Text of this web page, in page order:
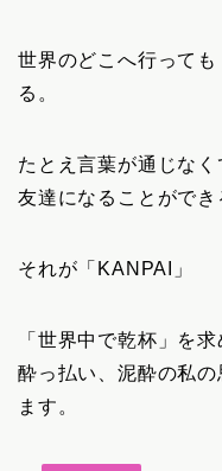
世界のどこへ行って
る。
たとえ言葉が通じな
友達になることができ
それが「KANPAI」
「世界中で乾杯」を
酔っ払い、泥酔の私
ます。